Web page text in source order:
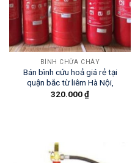
BÌNH CHỮA CHÁY
Bán bình cứu hoả giá rẻ tại
quận bắc từ liêm Hà Nội,
320.000₫